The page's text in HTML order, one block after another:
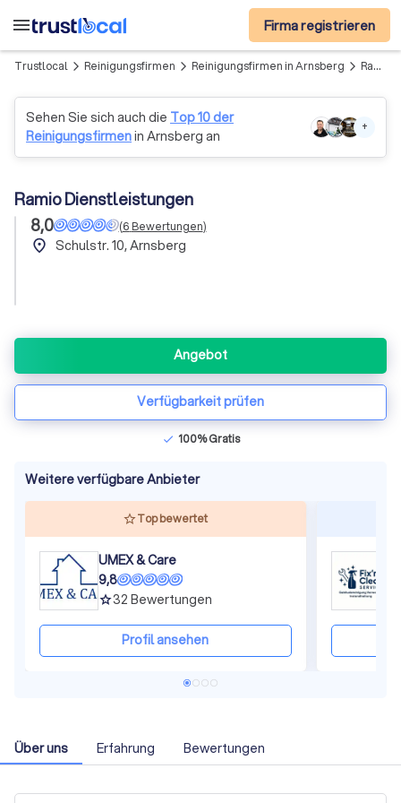
menu Firma registrieren
Trustlocal arrow_forward_ios Reinigungsfirmen arrow_forward_ios Reinigungsfirmen in Arnsberg arrow_forward_ios Ramio Dienstleistungen
Sehen Sie sich auch die Top 10 der
Reinigungsfirmenin Arnsberg an
+
Ramio Dienstleistungen
8,0
(6Bewertungen)
place Schulstr. 10, Arnsberg
Angebot
Verfügbarkeit prüfen
check 100% Gratis
Weitere verfügbare Anbieter
Top bewertet
UMEX & Care
9,8
grade32 Bewertungen
Profil ansehen
Über uns Erfahrung Bewertungen